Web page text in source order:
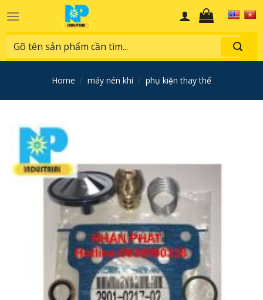
to
content
Search
for:
home / máy nén khí / phụ kiện thay thế